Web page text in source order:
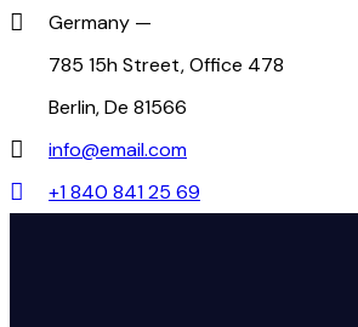
Germany —
785 15h Street, Office 478
Berlin, De 81566
info@email.com
+1 840 841 25 69